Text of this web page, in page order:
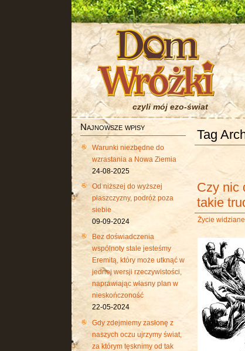
czyli mój ezo-świat
Najnowsze wpisy
Warunki niezbędne do
wzrastania a Nowa Ziemia
24-08-2025
Od niższej do wyższej
płaszczyzny, podróż poza
siebie
09-09-2024
Bez doświadczenia
wspólnoty stale jesteśmy
Eremitą, który może utknąć w
jednej wersji rzeczywistości,
naprawiając własny plan w
nieskończoność
22-05-2024
Gdy zdejmiemy zasłonę z
naszych oczu ujrzymy świat,
za którym tęsknimy od tak
Tag
Czy nic
takie
Życie